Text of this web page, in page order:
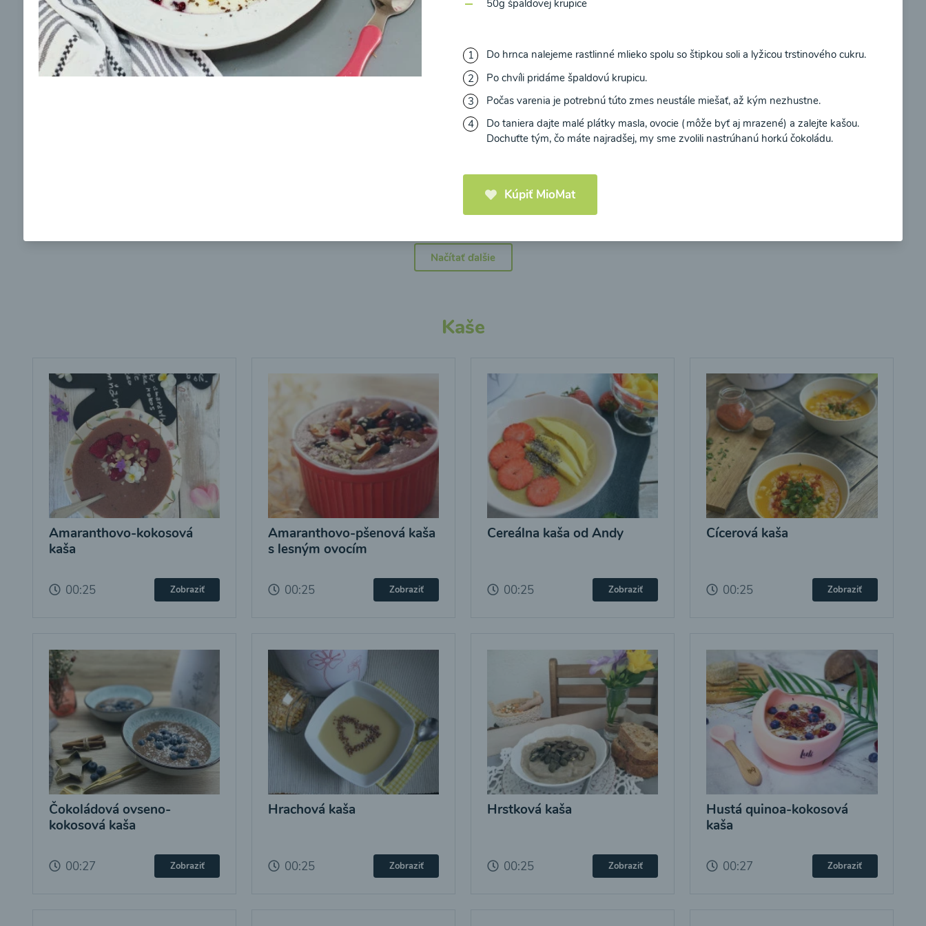
Brokolicová polievka so
syrom
00:25
Brokolicové cappuccino
Načítať ďalšie
Kaše
Amaranthovo-kokosová
kaša
00:25 Zobraziť
Amaranthovo-pšenová kaša
s lesným ovocím
00:25 Zobraziť
Cereálna kaša od Andy
00:25 Zobraziť
Cícerová kaša
00:25 Zobraziť
Čokoládová ovseno-
kokosová kaša
00:27 Zobraziť
Hrachová kaša
00:25 Zobraziť
Hrstková kaša
00:25 Zobraziť
Hustá quinoa-kokosová
kaša
00:27 Zobraziť
50g špaldovej krupice
Do hrnca nalejeme rastlinné mlieko spolu so štipkou soli a lyžicou trstinového cukru.
Po chvíli pridáme špaldovú krupicu.
Počas varenia je potrebnú túto zmes neustále miešať, až kým nezhustne.
Do taniera dajte malé plátky masla, ovocie (môže byť aj mrazené) a zalejte kašou.
Dochuťte tým, čo máte najradšej, my sme zvolili nastrúhanú horkú čokoládu.
Kúpiť MioMat
Ochrane osobných údajova súhlasím s nimi.